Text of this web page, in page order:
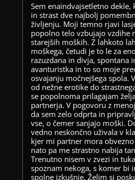
Sem enaindvajsetletno dekle,
in strast dve najbolj
življenju. Moji temno rjavi
popolno telo vzbujajo vzdihe
starejših moških. Z lahkoto
moškega, četudi je to le za
razuzdana in divja, spontana
avanturistka in to so moje
osvajanju močnejšega spola.
od nežne erotike do
se popolnoma prilagajam
partnerja. V pogovoru z
da sem zelo odprta in
vse, o čemer sanjajo moški.
vedno neskončno uživala v
kjer mi partner mora
nato pa me strastno nabija
Trenutno nisem v zvezi in
spoznam nekoga, s komer bi
spolne izkušnje. Želim si